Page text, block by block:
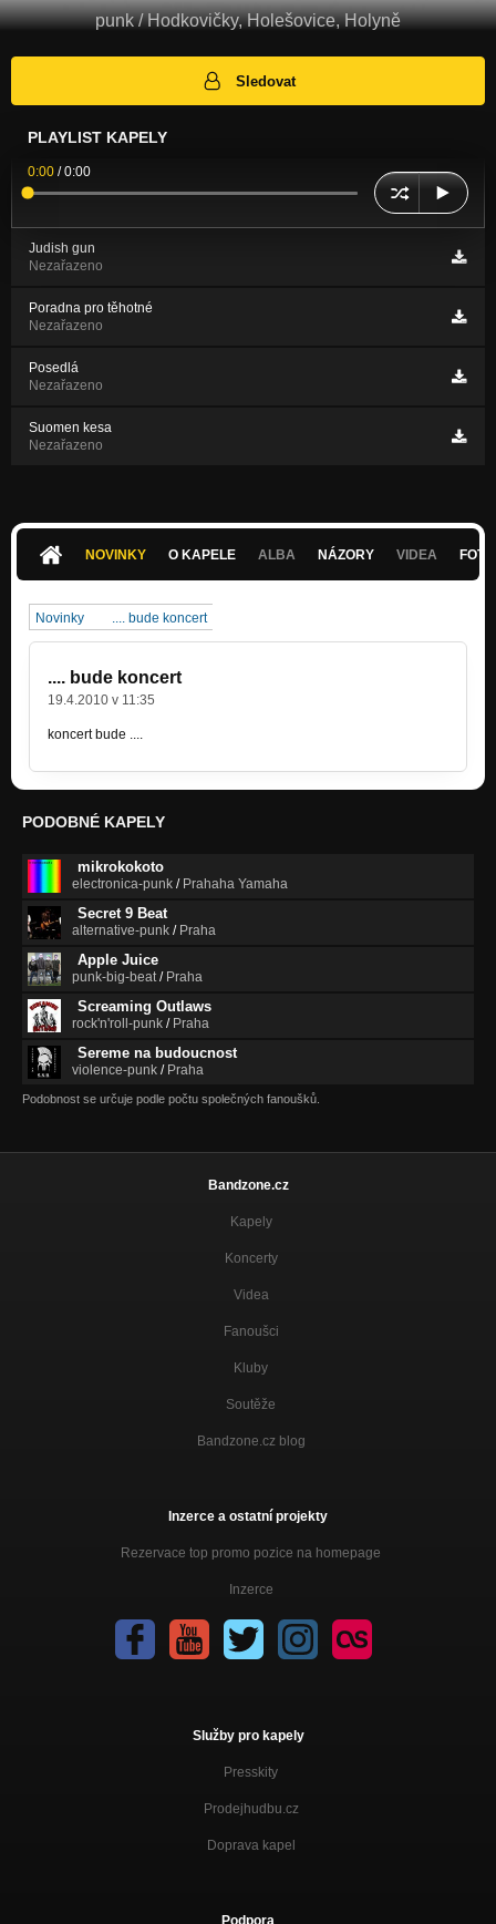
punk / Hodkovičky, Holešovice, Holyně
Sledovat
PLAYLIST KAPELY
0:00 /0:00
Judish gun
Nezařazeno
Poradna pro těhotné
Nezařazeno
Posedlá
Nezařazeno
Suomen kesa
Nezařazeno
NOVINKY O KAPELE ALBA NÁZORY VIDEA
Novinky .... bude koncert
.... bude koncert
19.4.2010 v 11:35
koncert bude ....
PODOBNÉ KAPELY
mikrokokoto
electronica-punk / Prahaha Yamaha
Secret 9 Beat
alternative-punk / Praha
Apple Juice
punk-big-beat / Praha
Screaming Outlaws
rock'n'roll-punk / Praha
Sereme na budoucnost
violence-punk / Praha
Podobnost se určuje podle počtu společných fanoušků.
Bandzone.cz
Kapely
Koncerty
Videa
Fanoušci
Kluby
Soutěže
Bandzone.cz blog
Inzerce a ostatní projekty
Rezervace top promo pozice na homepage
Inzerce
Služby pro kapely
Presskity
Prodejhudbu.cz
Doprava kapel
Podpora